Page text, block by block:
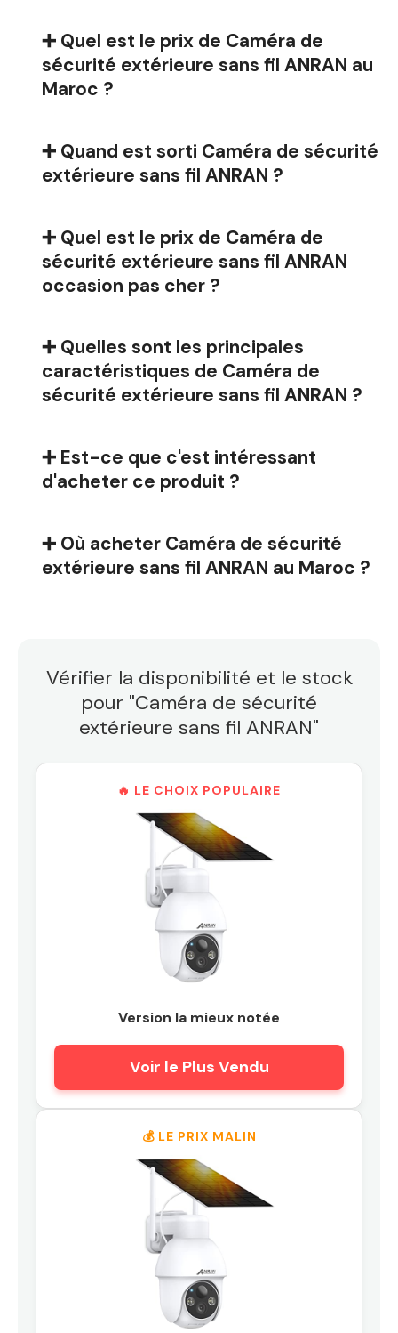
➕ Quel est le prix de Caméra de
sécurité extérieure sans fil ANRAN au
Maroc ?
➕ Quand est sorti Caméra de sécurité
extérieure sans fil ANRAN ?
➕ Quel est le prix de Caméra de
sécurité extérieure sans fil ANRAN
occasion pas cher ?
➕ Quelles sont les principales
caractéristiques de Caméra de
sécurité extérieure sans fil ANRAN ?
➕ Est-ce que c'est intéressant
d'acheter ce produit ?
➕ Où acheter Caméra de sécurité
extérieure sans fil ANRAN au Maroc ?
Vérifier la disponibilité et le stock
pour "Caméra de sécurité
extérieure sans fil ANRAN"
🔥 LE CHOIX POPULAIRE
Version la mieux notée
Voir le Plus Vendu
💰 LE PRIX MALIN